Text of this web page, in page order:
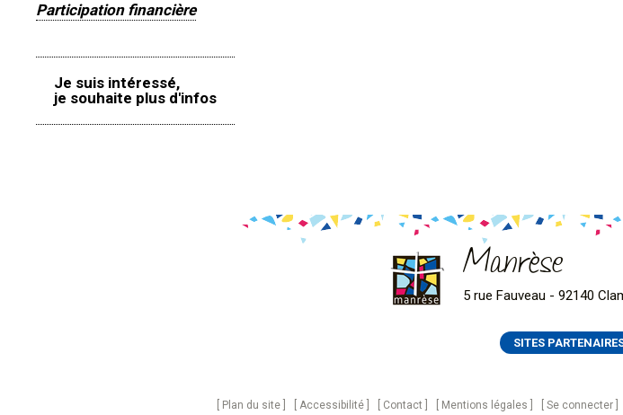
Participation financière
Je suis intéressé,
je souhaite plus d'infos
Manrèse
5 rue Fauveau - 92140
SITES
Plan du site Accessibilité Contact Mentions légales Se connecter